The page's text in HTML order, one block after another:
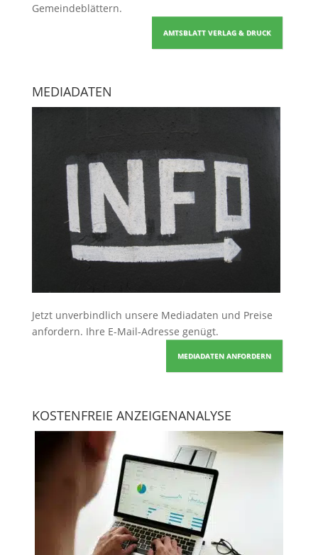
Gemeindeblättern.
AMTSBLATT VERLAG & DRUCK
MEDIADATEN
Jetzt unverbindlich unsere Mediadaten und Preise
anfordern. Ihre E-Mail-Adresse genügt.
MEDIADATEN ANFORDERN
KOSTENFREIE ANZEIGENANALYSE